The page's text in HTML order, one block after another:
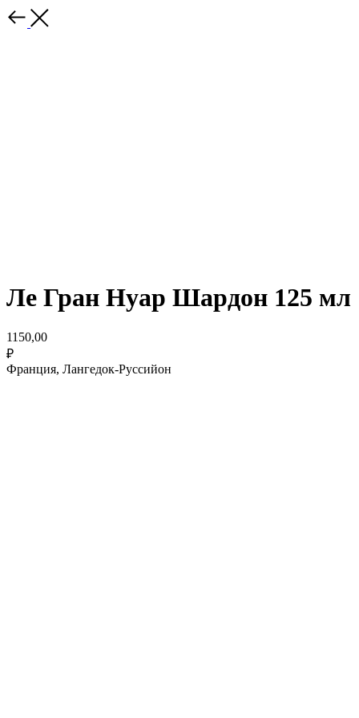
Ле Гран Нуар Шардон 125 мл
1150,00
₽
Франция, Лангедок-Руссийон